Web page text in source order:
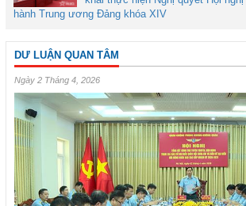
hành Trung ương Đảng khóa XIV
DƯ LUẬN QUAN TÂM
Ngày 2 Tháng 4, 2026